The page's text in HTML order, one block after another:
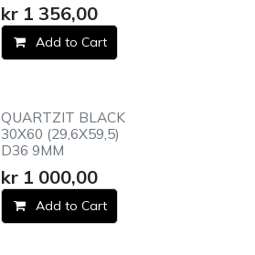
kr 1 356,00
Add to Cart
QUARTZIT BLACK
30X60 (29,6X59,5)
D36 9MM
kr 1 000,00
Add to Cart